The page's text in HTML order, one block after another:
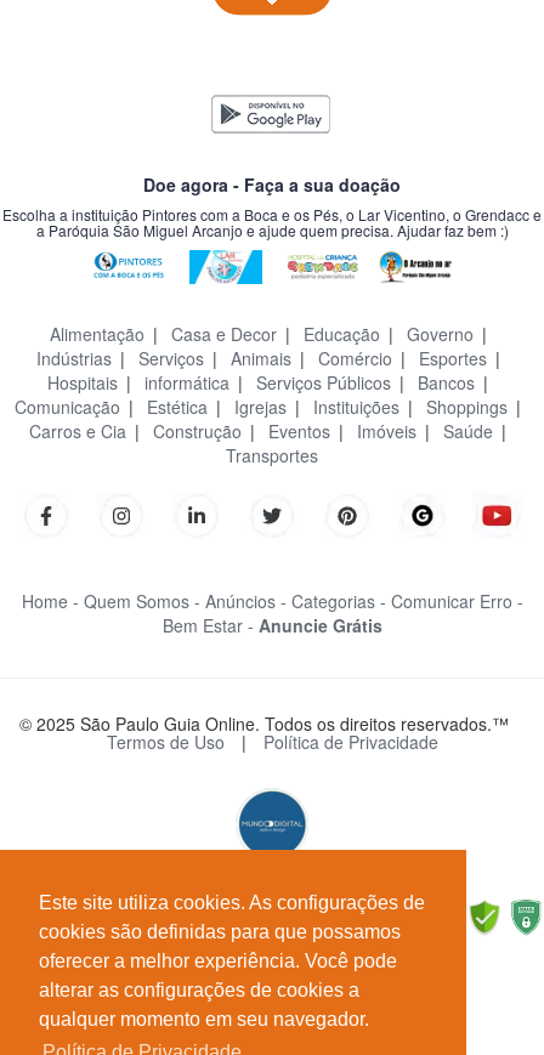
Este site utiliza cookies. As configurações de
cookies são definidas para que possamos
oferecer a melhor experiência. Você pode
alterar as configurações de cookies a
qualquer momento em seu navegador.
Doe agora - Faça a sua doação
Escolha a instituição Pintores com a Boca e os Pés, o Lar Vicentino, o Grendacc e
a Paróquia São Miguel Arcanjo e ajude quem precisa. Ajudar faz bem :)
Alimentação | Casa e Decor| Educação | Governo |
Indústrias| Serviços| Animais| Comércio | Esportes|
Hospitais | informática | Serviços Públicos | Bancos |
Comunicação | Estética | Igrejas | Instituições | Shoppings |
Carros e Cia | Construção | Eventos | Imóveis | Saúde |
Transportes
Home - Quem Somos - Anúncios - Categorias - Comunicar Erro -
Bem Estar - Anuncie Grátis
© 2025 São Paulo Guia Online. Todos os direitos reservados.™
Termos de Uso | Política de Privacidade